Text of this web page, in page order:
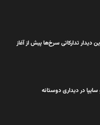
تدارکاتی سرخ‌ها پیش از آغاز
در دیداری دوستانه